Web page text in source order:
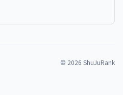
© 2026 ShuJuRank